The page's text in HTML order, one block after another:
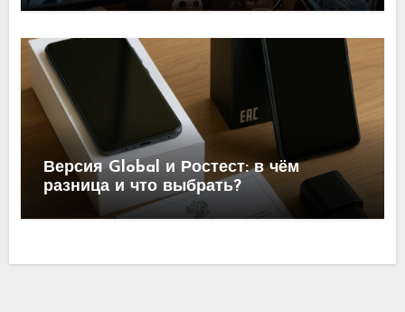
Версия Global и Ростест: в чём
разница и что выбрать?